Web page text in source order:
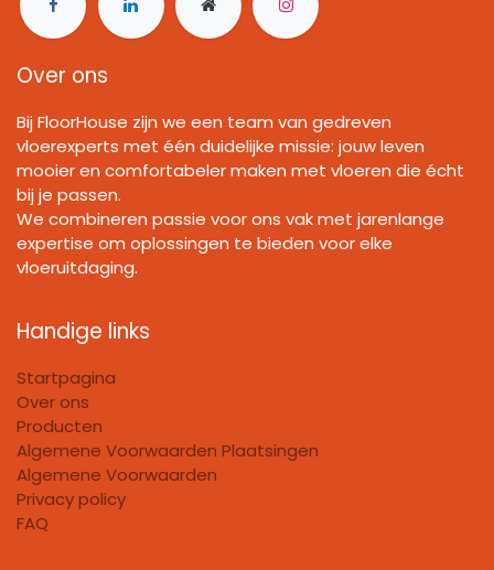
Over ons
Bij FloorHouse zijn we een team van gedreven
vloerexperts met één duidelijke missie: jouw leven
mooier en comfortabeler maken met vloeren die écht
bij je passen.
We combineren passie voor ons vak met jarenlange
expertise om oplossingen te bieden voor elke
vloeruitdaging.
Handige links
Startpagina
Over ons
Producten
Algemene Voorwaarden Plaatsingen
Algemene Voorwaarden
Privacy policy
FAQ